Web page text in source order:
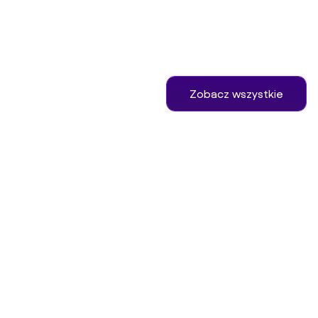
Zobacz wszystkie